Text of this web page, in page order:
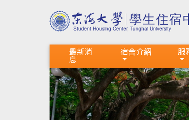
最新消
息
宿舍介紹 服